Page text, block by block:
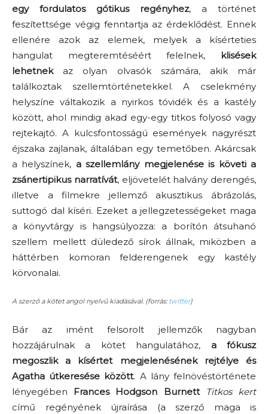
egy fordulatos gótikus regényhez, a történet
feszítettsége végig fenntartja az érdeklődést. Ennek
ellenére azok az elemek, melyek a kísérteties
hangulat megteremtéséért felelnek,
klisések
lehetnekaz olyan olvasók számára, akik már
találkoztak szellemtörténetekkel. A cselekmény
helyszíne váltakozik a nyirkos tóvidék és a kastély
között, ahol mindig akad egy-egy titkos folyosó vagy
rejtekajtó. A kulcsfontosságú események nagyrészt
éjszaka zajlanak, általában egy temetőben. Akárcsak
a helyszínek, a szellemlány megjelenése is követi a
zsánertipikus narratívát, eljövetelét halvány derengés,
illetve a filmekre jellemző akusztikus ábrázolás,
suttogó dal kíséri. Ezeket a jellegzetességeket maga
a könyvtárgy is hangsúlyozza: a borítón átsuhanó
szellem mellett düledező sírok állnak, miközben a
háttérben komoran felderengenek egy kastély
körvonalai.
A szerző a kötet angol nyelvű kiadásával. (forrás: twitter)
Bár az imént felsorolt jellemzők nagyban
hozzájárulnak a kötet hangulatához, a fókusz
megoszlik a kísértet megjelenésének rejtélye és
Agatha útkeresése között. A lány felnövéstörténete
lényegében Frances Hodgson Burnett
Titkos kert
című regényének újraírása (a szerző maga is